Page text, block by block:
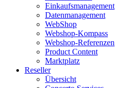
Einkaufsmanagement
Datenmanagement
WebShop
Webshop-Kompass
Webshop-Referenzen
Product Content
Marktplatz
Reseller
Übersicht